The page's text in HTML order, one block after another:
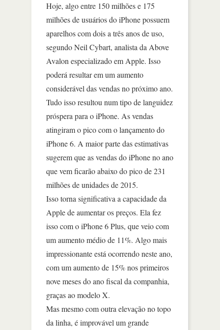
Hoje, algo entre 150 milhões e 175
milhões de usuários do iPhone possuem
aparelhos com dois a três anos de uso,
segundo Neil Cybart, analista da Above
Avalon especializado em Apple. Isso
poderá resultar em um aumento
considerável das vendas no próximo ano.
Tudo isso resultou num tipo de languidez
próspera para o iPhone. As vendas
atingiram o pico com o lançamento do
iPhone 6. A maior parte das estimativas
sugerem que as vendas do iPhone no ano
que vem ficarão abaixo do pico de 231
milhões de unidades de 2015.
Isso torna significativa a capacidade da
Apple de aumentar os preços. Ela fez
isso com o iPhone 6 Plus, que veio com
um aumento médio de 11%. Algo mais
impressionante está ocorrendo neste ano,
com um aumento de 15% nos primeiros
nove meses do ano fiscal da companhia,
graças ao modelo X.
Mas mesmo com outra elevação no topo
da linha, é improvável um grande